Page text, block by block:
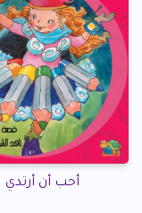
أحب أن أرتدي